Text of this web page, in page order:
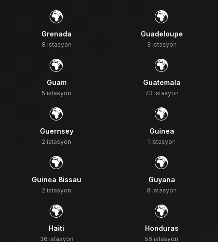
🌍
Grenada
8 istasyon
🌍
Guadeloupe
3 istasyon
🌍
Guam
5 istasyon
🌍
Guatemala
73 istasyon
🌍
Guernsey
2 istasyon
🌍
Guinea
1 istasyon
🌍
Guinea Bissau
2 istasyon
🌍
Guyana
8 istasyon
🌍
Haiti
36 istasyon
🌍
Honduras
56 istasyon